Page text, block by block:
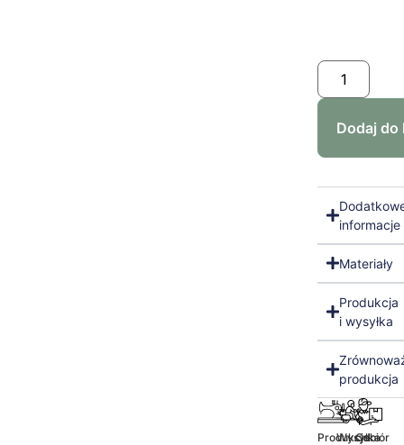
Dodaj do
informacje
Materiały
Produkcja
i wysyłka
produkcja
Produkcja
Wysyłka
Odbiór